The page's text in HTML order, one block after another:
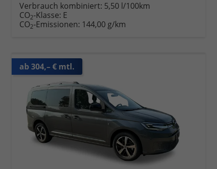
Verbrauch kombiniert: 5,50 l/100km
CO2-Klasse: E
CO2-Emissionen: 144,00 g/km
ab 304,– € mtl.